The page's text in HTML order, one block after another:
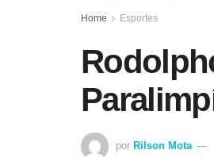
Home Esportes
por Rilson Mota